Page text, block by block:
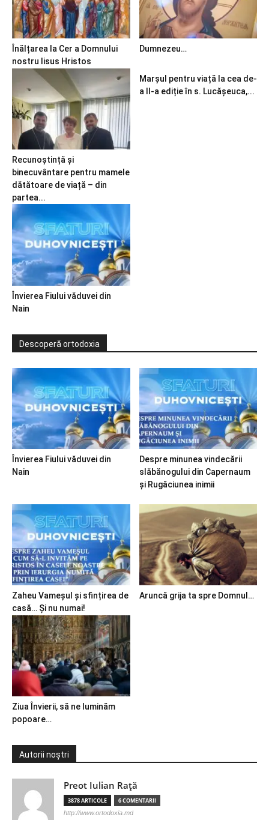
Înălțarea la Cer a Domnului
nostru Iisus Hristos
Dumnezeu…
Recunoștință și
binecuvântare pentru mamele
dătătoare de viață – din
partea...
Marșul pentru viață la cea de-
a II-a ediție în s. Lucășeuca,...
Învierea Fiului văduvei din
Nain
Descoperă ortodoxia
Învierea Fiului văduvei din
Nain
Despre minunea vindecării
slăbănogului din Capernaum
și Rugăciunea inimii
Zaheu Vameșul și sfințirea de
casă… Și nu numai!
Aruncă grija ta spre Domnul…
Ziua Învierii, să ne luminăm
popoare…
Autorii noștri
Preot Iulian Raţă
3878 ARTICOLE 6 COMENTARII
http://www.ortodoxia.md